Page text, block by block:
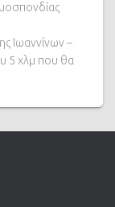
Ιωαννίνων –
5 χλμ που θα